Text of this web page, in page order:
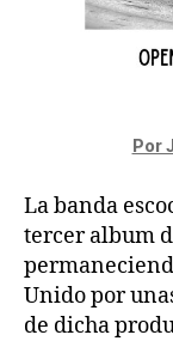
Por
La banda
tercer album
Unido por
de dicha